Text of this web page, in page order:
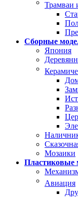
Трамваи
Сборные
Япония
Мозаики
Пластиковые
Авиация